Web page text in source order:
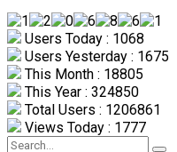
Users Today : 1068
Users Yesterday : 1675
This Month : 18805
This Year : 324850
Total Users : 1206861
Views Today : 1777